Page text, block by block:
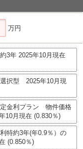
万円
3年 2025年10月現在
択型 2025年10月現
金利プラン 物件価格
10月現在 (0.830％)
特約3年(年0.9％）の
(0.850％)